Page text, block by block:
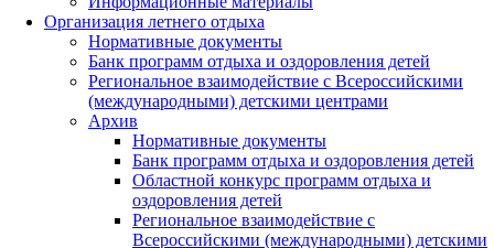
Организация летнего отдыха
Нормативные документы
Банк программ отдыха и оздоровления детей
Региональное взаимодействие с Всероссийскими
(международными) детскими центрами
Архив
Нормативные документы
Банк программ отдыха и оздоровления детей
Областной конкурс программ отдыха и
оздоровления детей
Региональное взаимодействие с
Всероссийскими (международными) детскими